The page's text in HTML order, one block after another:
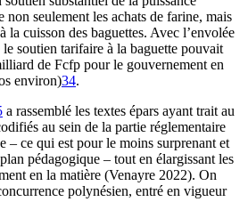
seulement les achats de farine, mais
la cuisson des baguettes. Avec l’envolée
soutien tarifaire à la baguette pouvait
de Fcfp pour le gouvernement en
environ)34.
a rassemblé les textes épars ayant trait au
au sein de la partie réglementaire
– ce qui est pour le moins surprenant et
pédagogique – tout en élargissant les
en la matière (Venayre 2022). On
polynésien, entré en vigueur